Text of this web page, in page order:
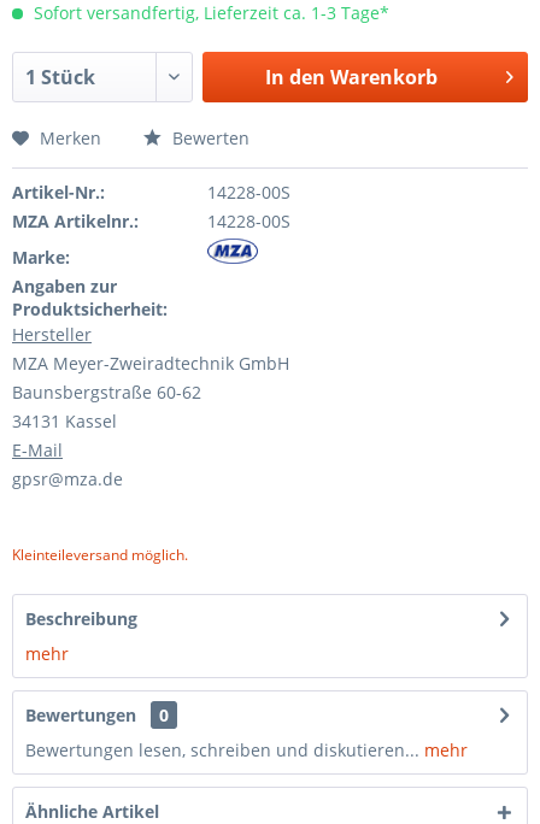
Sofort versandfertig, Lieferzeit ca. 1-3 Tage*
In den Warenkorb
Merken Bewerten
Artikel-Nr.:
14228-00S
MZA Artikelnr.:
14228-00S
Marke:
Angaben zur
Produktsicherheit:
Hersteller
MZA Meyer-Zweiradtechnik GmbH
Baunsbergstraße 60-62
34131 Kassel
E-Mail
gpsr@mza.de
Kleinteileversand möglich.
Beschreibung
mehr
Bewertungen
0
Bewertungen lesen, schreiben und diskutieren... mehr
Ähnliche Artikel